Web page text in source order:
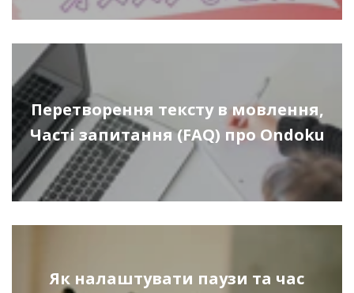
Перетворення тексту в мовлення,
Часті запитання (FAQ) про Ondoku
Як налаштувати паузи та час